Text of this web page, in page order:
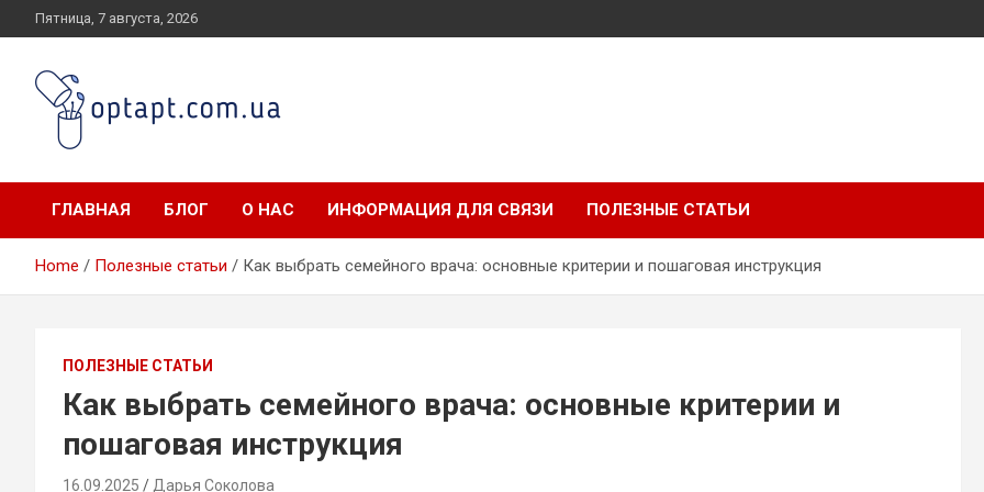
to
Пятница, 7 августа, 2026
optapt.com.ua
ГЛАВНАЯ БЛОГ О НАС ИНФОРМАЦИЯ ДЛЯ СВЯЗИ ПОЛЕЗНЫЕ СТАТЬИ
Home Полезные статьи Как выбрать семейного врача: основные критерии и пошаговая инструкция
ПОЛЕЗНЫЕ СТАТЬИ
Как выбрать семейного врача: основные критерии и
пошаговая инструкция
16.09.2025 Дарья Соколова